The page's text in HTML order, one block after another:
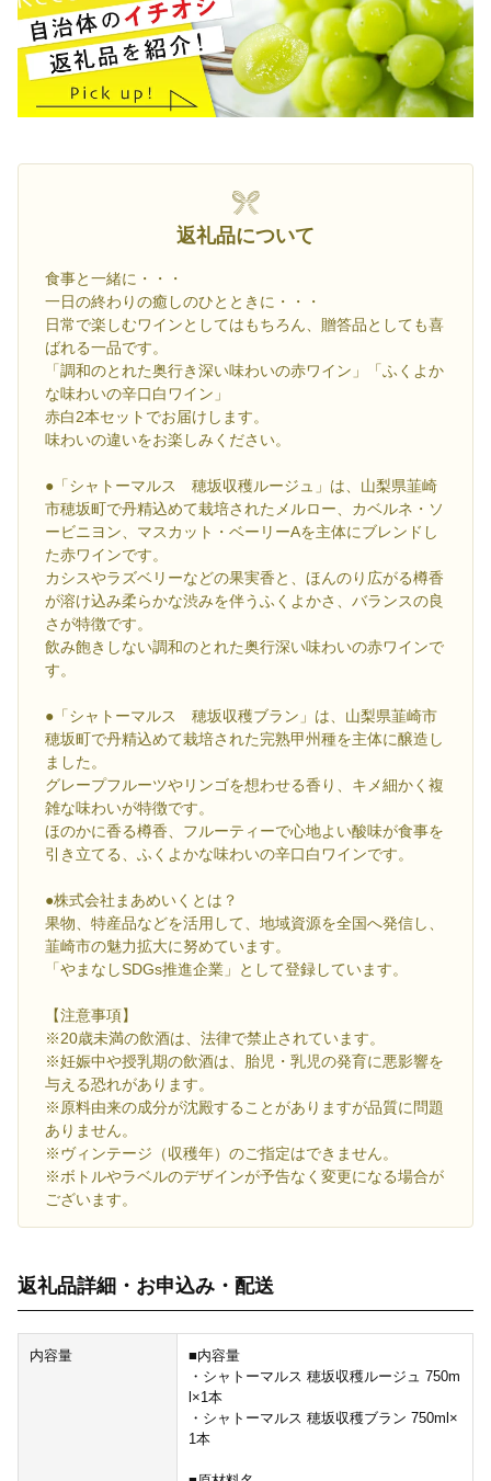
返礼品について
食事と一緒に・・・
一日の終わりの癒しのひとときに・・・
日常で楽しむワインとしてはもちろん、贈答品としても喜
ばれる一品です。
「調和のとれた奥行き深い味わいの赤ワイン」「ふくよか
な味わいの辛口白ワイン」
赤白2本セットでお届けします。
味わいの違いをお楽しみください。
●「シャトーマルス 穂坂収穫ルージュ」は、山梨県韮崎
市穂坂町で丹精込めて栽培されたメルロー、カベルネ・ソ
ービニヨン、マスカット・ベーリーAを主体にブレンドし
た赤ワインです。
カシスやラズベリーなどの果実香と、ほんのり広がる樽香
が溶け込み柔らかな渋みを伴うふくよかさ、バランスの良
さが特徴です。
飲み飽きしない調和のとれた奥行深い味わいの赤ワインで
す。
●「シャトーマルス 穂坂収穫ブラン」は、山梨県韮崎市
穂坂町で丹精込めて栽培された完熟甲州種を主体に醸造し
ました。
グレープフルーツやリンゴを想わせる香り、キメ細かく複
雑な味わいが特徴です。
ほのかに香る樽香、フルーティーで心地よい酸味が食事を
引き立てる、ふくよかな味わいの辛口白ワインです。
●株式会社まあめいくとは？
果物、特産品などを活用して、地域資源を全国へ発信し、
韮崎市の魅力拡大に努めています。
「やまなしSDGs推進企業」として登録しています。
【注意事項】
※20歳未満の飲酒は、法律で禁止されています。
※妊娠中や授乳期の飲酒は、胎児・乳児の発育に悪影響を
与える恐れがあります。
※原料由来の成分が沈殿することがありますが品質に問題
ありません。
※ヴィンテージ（収穫年）のご指定はできません。
※ボトルやラベルのデザインが予告なく変更になる場合が
ございます。
返礼品詳細・お申込み・配送
内容量
■内容量
・シャトーマルス 穂坂収穫ルージュ 750m
l×1本
・シャトーマルス 穂坂収穫ブラン 750ml×
1本